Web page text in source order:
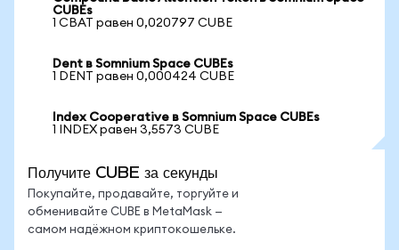
CUBEs
1 CBAT равен 0,020797 CUBE
Dent в Somnium Space CUBEs
1 DENT равен 0,000424 CUBE
Index Cooperative в Somnium Space CUBEs
1 INDEX равен 3,5573 CUBE
Получите CUBE за секунды
Покупайте, продавайте, торгуйте и
обменивайте CUBE в MetaMask —
самом надёжном криптокошельке.